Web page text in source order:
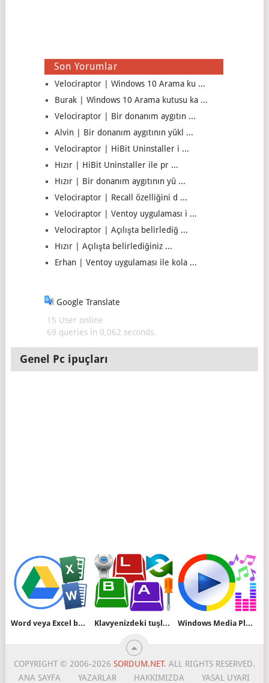
Son Yorumlar
Velociraptor | Windows 10 Arama ku ...
Burak | Windows 10 Arama kutusu ka ...
Velociraptor | Bir donanım aygıtın ...
Alvin | Bir donanım aygıtının yükl ...
Velociraptor | HiBit Uninstaller i ...
Hızır | HiBit Uninstaller ile pr ...
Hızır | Bir donanım aygıtının yü ...
Velociraptor | Recall özelliğini d ...
Velociraptor | Ventoy uygulaması i ...
Velociraptor | Açılışta belirlediğ ...
Hızır | Açılışta belirlediğiniz ...
Erhan | Ventoy uygulaması ile kola ...
Google Translate
15 User online
69 queries in 0,062 seconds.
Genel Pc ipuçları
Word veya Excel belgelerini Google drive ile görüntüleyin Klavyenizdeki tuşları düzenleyin (SharpKeys) Windows Media Player'a kısayol tuşları ekleyelim
COPYRIGHT © 2006-2026 SORDUM.NET. ALL RIGHTS RESERVED.
ANA SAYFA
YAZARLAR HAKKIMIZDA YASAL UYARI